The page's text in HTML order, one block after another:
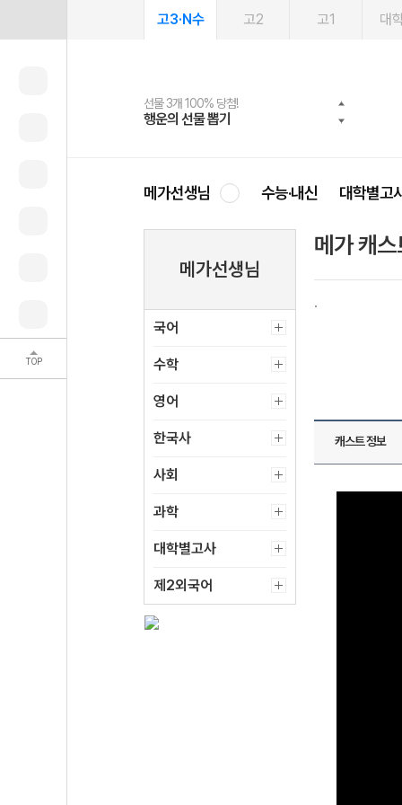
TOP
고3·N수 고2 고1 대
선물 3개 100% 당첨!
행운의 선물 뽑기
선물 100% 증정!
메가스터디 X 올리브
여름방학 스터디 캐시백
메가런 썸머스쿨
2027 러셀 단과
강사 공개선발
스마트러닝앱
설문 EVENT
메가패스
3일 무료 체험권
메가패스 수강생 무료혜택!
메가클럽 멤버십
사회공헌 캠페인
희망이룸 메가나눔
메가선생님 수능·내신 대학별고
메가선생님
국어
수학
영어
한국사
사회
과학
대학별고사
제2외국어
메가 캐스
캐스트 정보